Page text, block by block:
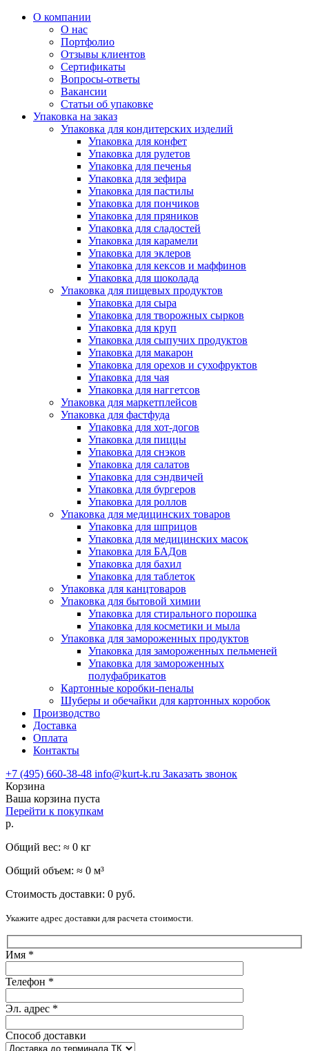
О компании
О нас
Портфолио
Отзывы клиентов
Сертификаты
Вопросы-ответы
Вакансии
Статьи об упаковке
Упаковка на заказ
Упаковка для кондитерских изделий
Упаковка для конфет
Упаковка для рулетов
Упаковка для печенья
Упаковка для зефира
Упаковка для пастилы
Упаковка для пончиков
Упаковка для пряников
Упаковка для сладостей
Упаковка для карамели
Упаковка для эклеров
Упаковка для кексов и маффинов
Упаковка для шоколада
Упаковка для пищевых продуктов
Упаковка для сыра
Упаковка для творожных сырков
Упаковка для круп
Упаковка для сыпучих продуктов
Упаковка для макарон
Упаковка для орехов и сухофруктов
Упаковка для чая
Упаковка для наггетсов
Упаковка для маркетплейсов
Упаковка для фастфуда
Упаковка для хот-догов
Упаковка для пиццы
Упаковка для снэков
Упаковка для салатов
Упаковка для сэндвичей
Упаковка для бургеров
Упаковка для роллов
Упаковка для медицинских товаров
Упаковка для шприцов
Упаковка для медицинских масок
Упаковка для БАДов
Упаковка для бахил
Упаковка для таблеток
Упаковка для канцтоваров
Упаковка для бытовой химии
Упаковка для стирального порошка
Упаковка для косметики и мыла
Упаковка для замороженных продуктов
Упаковка для замороженных пельменей
Упаковка для замороженных
полуфабрикатов
Картонные коробки-пеналы
Шуберы и обечайки для картонных коробок
Производство
Доставка
Оплата
Контакты
+7 (495) 660-38-48 info@kurt-k.ru Заказать звонок
Корзина
Ваша корзина пуста
Перейти к покупкам
р.
Общий вес: ≈ 0 кг
Общий объем: ≈ 0 м³
Стоимость доставки: 0 руб.
Укажите адрес доставки для расчета стоимости.
Имя *
Телефон *
Эл. адрес *
Способ доставки